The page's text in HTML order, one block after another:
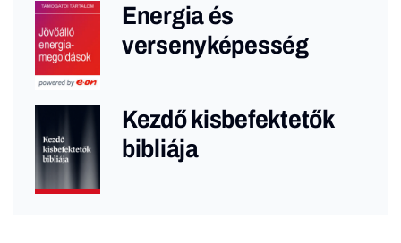
Energia és
versenyképesség
Kezdő kisbefektetők
bibliája